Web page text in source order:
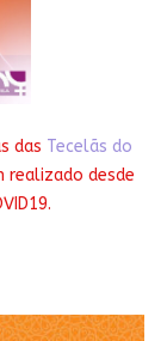
das Tecelãs do
desde